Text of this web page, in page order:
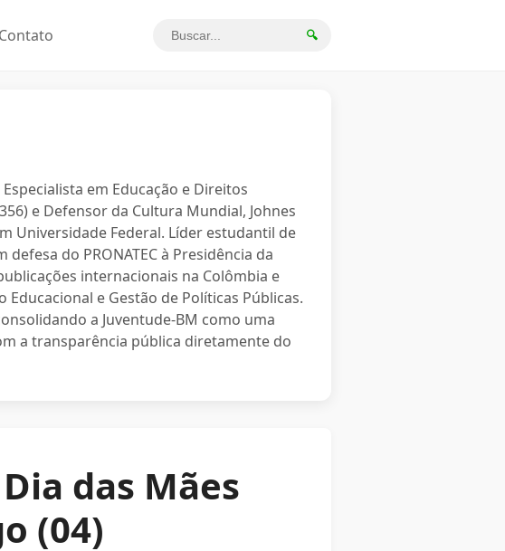
Contato 🔍
Especialista em Educação e Direitos
e Defensor da Cultura Mundial, Johnes
Universidade Federal. Líder estudantil de
do PRONATEC à Presidência da
internacionais na Colômbia e
e Gestão de Políticas Públicas.
a Juventude-BM como uma
a transparência pública diretamente do
das Mães
(04)